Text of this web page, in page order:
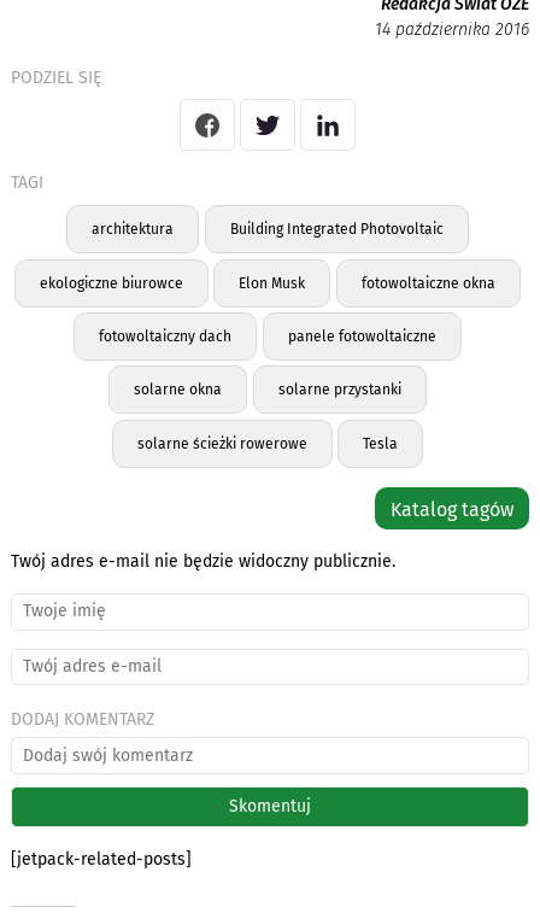
14 października 2016
PODZIEL SIĘ
TAGI
architektura Building Integrated Photovoltaic
ekologiczne biurowce Elon Musk fotowoltaiczne okna
fotowoltaiczny dach panele fotowoltaiczne
solarne okna solarne przystanki
solarne ścieżki rowerowe Tesla
Katalog tagów
Twój adres e-mail nie będzie widoczny publicznie.
DODAJ KOMENTARZ
[jetpack-related-posts]